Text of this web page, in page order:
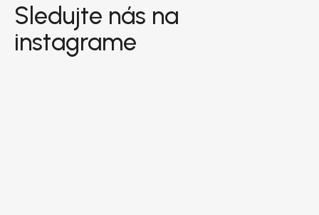
Sledujte nás na
instagrame